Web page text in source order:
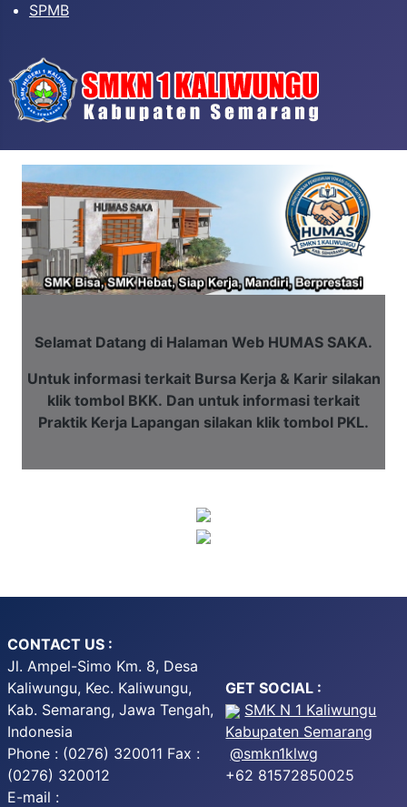
SPMB
Selamat Datang di Halaman Web HUMAS SAKA.
Untuk informasi terkait Bursa Kerja & Karir silakan
klik tombol BKK. Dan untuk informasi terkait
Praktik Kerja Lapangan silakan klik tombol PKL.
CONTACT US :
Jl. Ampel-Simo Km. 8, Desa
Kaliwungu, Kec. Kaliwungu,
Kab. Semarang, Jawa Tengah,
Indonesia
Phone : (0276) 320011 Fax :
(0276) 320012
E-mail :
GET SOCIAL :
SMK N 1 Kaliwungu
Kabupaten Semarang
@smkn1klwg
+62 81572850025